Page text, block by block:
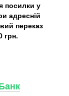
посилки у
адресній
переказ
грн.